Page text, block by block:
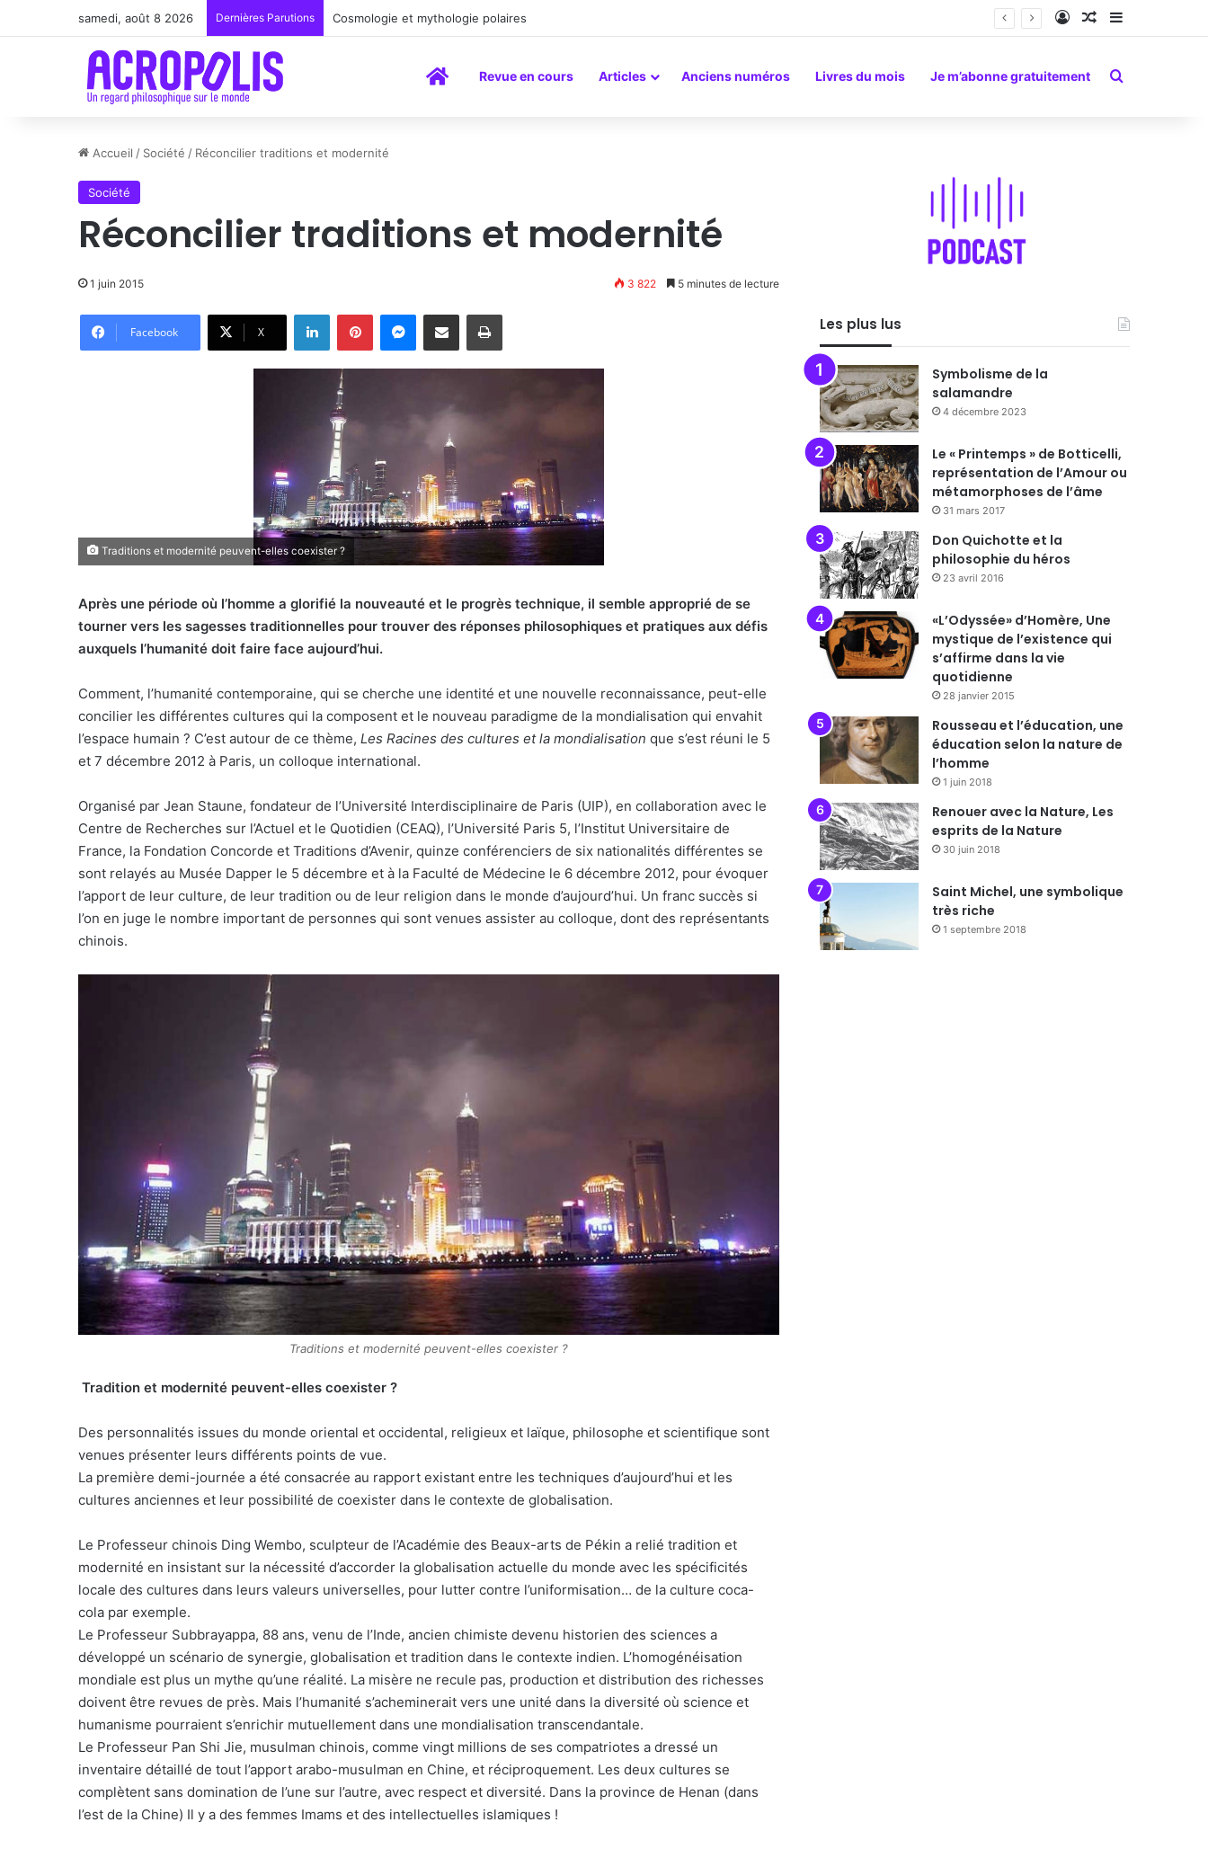
samedi, août 8 2026 Dernières Parutions Renoir : la peinture comme un art du lien Connexion
Article Aléatoire
Sidebar
AccueilRevue en cours Articles Anciens numéros Livres du mois Je m’abonne gratuitement Rechercher
Accueil / Société / Réconcilier traditions et modernité
Société
Réconcilier traditions et modernité
1 juin 2015 3 822 5 minutes de lecture
Facebook X
LinkedinPinterestMessenger
Partager par email Imprimer
Traditions et modernité peuvent-elles coexister ?
Après une période où l’homme a glorifié la nouveauté et le progrès technique, il semble approprié de se
tourner vers les sagesses traditionnelles pour trouver des réponses philosophiques et pratiques aux défis
auxquels l’humanité doit faire face aujourd’hui.
Comment, l’humanité contemporaine, qui se cherche une identité et une nouvelle reconnaissance, peut-elle
concilier les différentes cultures qui la composent et le nouveau paradigme de la mondialisation qui envahit
l’espace humain ? C’est autour de ce thème, Les Racines des cultures et la mondialisation que s’est réuni le 5
et 7 décembre 2012 à Paris, un colloque international.
Organisé par Jean Staune, fondateur de l’Université Interdisciplinaire de Paris (UIP), en collaboration avec le
Centre de Recherches sur l’Actuel et le Quotidien (CEAQ), l’Université Paris 5, l’Institut Universitaire de
France, la Fondation Concorde et Traditions d’Avenir, quinze conférenciers de six nationalités différentes se
sont relayés au Musée Dapper le 5 décembre et à la Faculté de Médecine le 6 décembre 2012, pour évoquer
l’apport de leur culture, de leur tradition ou de leur religion dans le monde d’aujourd’hui. Un franc succès si
l’on en juge le nombre important de personnes qui sont venues assister au colloque, dont des représentants
chinois.
Traditions et modernité peuvent-elles coexister ?
Tradition et modernité peuvent-elles coexister ?
Des personnalités issues du monde oriental et occidental, religieux et laïque, philosophe et scientifique sont
venues présenter leurs différents points de vue.
La première demi-journée a été consacrée au rapport existant entre les techniques d’aujourd’hui et les
cultures anciennes et leur possibilité de coexister dans le contexte de globalisation.
Le Professeur chinois Ding Wembo, sculpteur de l’Académie des Beaux-arts de Pékin a relié tradition et
modernité en insistant sur la nécessité d’accorder la globalisation actuelle du monde avec les spécificités
locale des cultures dans leurs valeurs universelles, pour lutter contre l’uniformisation… de la culture coca-
cola par exemple.
Le Professeur Subbrayappa, 88 ans, venu de l’Inde, ancien chimiste devenu historien des sciences a
développé un scénario de synergie, globalisation et tradition dans le contexte indien. L’homogénéisation
mondiale est plus un mythe qu’une réalité. La misère ne recule pas, production et distribution des richesses
doivent être revues de près. Mais l’humanité s’acheminerait vers une unité dans la diversité où science et
humanisme pourraient s’enrichir mutuellement dans une mondialisation transcendantale.
Le Professeur Pan Shi Jie, musulman chinois, comme vingt millions de ses compatriotes a dressé un
inventaire détaillé de tout l’apport arabo-musulman en Chine, et réciproquement. Les deux cultures se
complètent sans domination de l’une sur l’autre, avec respect et diversité. Dans la province de Henan (dans
l’est de la Chine) Il y a des femmes Imams et des intellectuelles islamiques !
Les plus lus
Symbolisme de la
salamandre
4 décembre 2023
Le « Printemps » de Botticelli,
représentation de l’Amour ou
métamorphoses de l’âme
31 mars 2017
Don Quichotte et la
philosophie du héros
23 avril 2016
«L’Odyssée» d’Homère, Une
mystique de l’existence qui
s’affirme dans la vie
quotidienne
28 janvier 2015
Rousseau et l’éducation, une
éducation selon la nature de
l’homme
1 juin 2018
Renouer avec la Nature, Les
esprits de la Nature
30 juin 2018
Saint Michel, une symbolique
très riche
1 septembre 2018